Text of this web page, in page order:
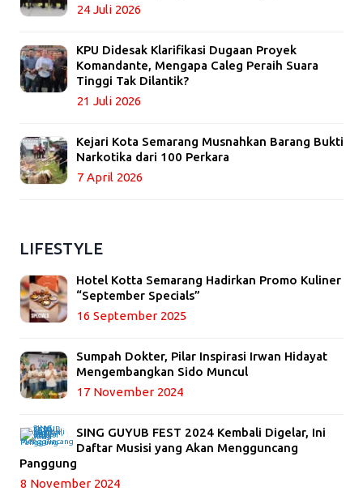
24 Juli 2026
KPU Didesak Klarifikasi Dugaan Proyek
Komandante, Mengapa Caleg Peraih Suara
Tinggi Tak Dilantik?
21 Juli 2026
Kejari Kota Semarang Musnahkan Barang Bukti
Narkotika dari 100 Perkara
7 April 2026
LIFESTYLE
Hotel Kotta Semarang Hadirkan Promo Kuliner
“September Specials”
16 September 2025
Sumpah Dokter, Pilar Inspirasi Irwan Hidayat
Mengembangkan Sido Muncul
17 November 2024
SING GUYUB FEST 2024 Kembali Digelar, Ini
Daftar Musisi yang Akan Mengguncang
Panggung
8 November 2024